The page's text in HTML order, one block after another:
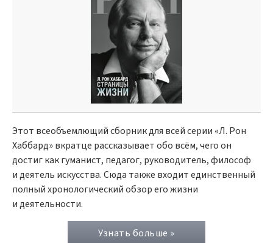
Этот всеобъемлющий сборник для всей серии «Л. Рон
Хаббард» вкратце рассказывает обо всём, чего он
достиг как гуманист, педагог, руководитель, философ
и деятель искусства. Сюда также входит единственный
полный хронологический обзор его жизни
и деятельности.
Узнать больше »